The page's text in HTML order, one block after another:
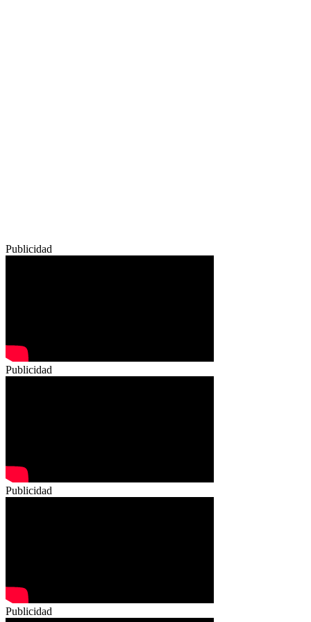
Publicidad
Publicidad
Publicidad
Publicidad